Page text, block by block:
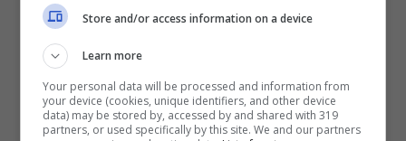
Strategie pratiche per
giocare meglio
Store and/or access information on a device
Learn more
Your personal data will be processed and information from
your device (cookies, unique identifiers, and other device
data) may be stored by, accessed by and shared with 319
partners, or used specifically by this site. We and our partners